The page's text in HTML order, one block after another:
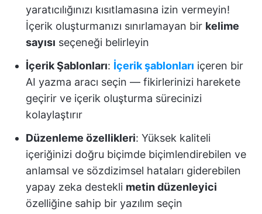
yaratıcılığınızı kısıtlamasına izin vermeyin!
İçerik oluşturmanızı sınırlamayan bir kelime
sayısı seçeneği belirleyin
İçerik Şablonları: İçerik şablonları içeren bir
AI yazma aracı seçin — fikirlerinizi harekete
geçirir ve içerik oluşturma sürecinizi
kolaylaştırır
Düzenleme özellikleri: Yüksek kaliteli
içeriğinizi doğru biçimde biçimlendirebilen ve
anlamsal ve sözdizimsel hataları giderebilen
yapay zeka destekli metin düzenleyici
özelliğine sahip bir yazılım seçin